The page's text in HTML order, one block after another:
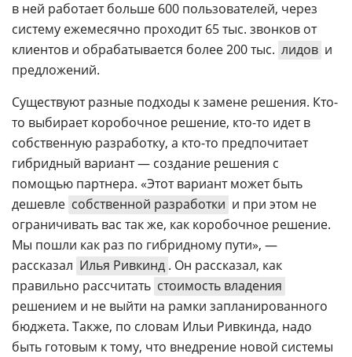
в ней работает больше 600 пользователей, через
систему ежемесячно проходит 65 тыс. звонков от
клиентов и обрабатывается более 200 тыс. лидов и
предложений.
Существуют разные подходы к замене решения. Кто-
то выбирает коробочное решение, кто-то идет в
собственную разработку, а кто-то предпочитает
гибридный вариант — создание решения с
помощью партнера. «Этот вариант может быть
дешевле собственной разработки и при этом не
ограничивать вас так же, как коробочное решение.
Мы пошли как раз по гибридному пути», —
рассказал Илья Ривкинд . Он рассказал, как
правильно рассчитать стоимость владения
решением и не выйти на рамки запланированного
бюджета. Также, по словам Ильи Ривкинда, надо
быть готовым к тому, что внедрение новой системы